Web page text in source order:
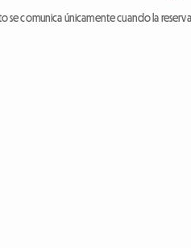
se comunica únicamente cuando la